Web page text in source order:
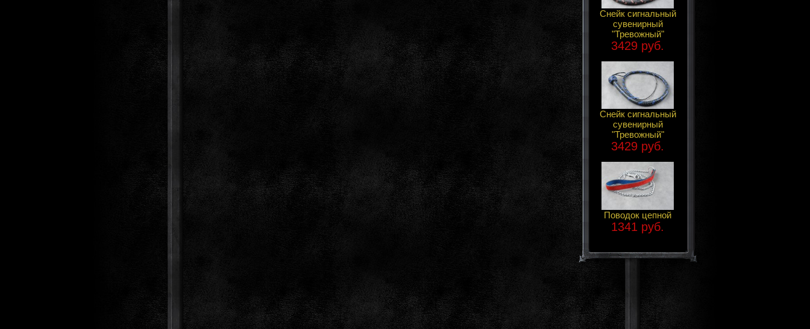
Снейк сигнальный
сувенирный
"Тревожный"
3429 руб.
Снейк сигнальный
сувенирный
"Тревожный"
3429 руб.
Поводок цепной
1341 руб.